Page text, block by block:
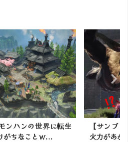
ク】火力スキルより
？回避系の鉄...
結局モン
な